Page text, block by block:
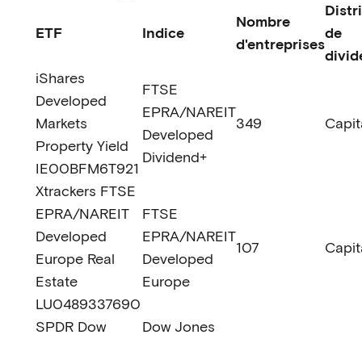
ETF Indice
Nombre
d'entreprises
de
iShares
Developed
Markets
Property Yield
IE00BFM6T921
FTSE
EPRA/NAREIT
Developed
Dividend+
349
Xtrackers FTSE
EPRA/NAREIT
Developed
Europe Real
Estate
LU0489337690
FTSE
EPRA/NAREIT
Developed
Europe
107
SPDR Dow
Dow Jones